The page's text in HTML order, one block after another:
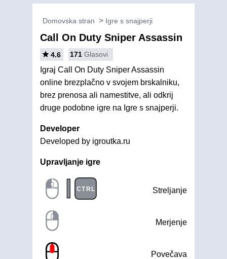
Domovska stran Igre s snajperji
Call On Duty Sniper Assassin
4.6 171 Glasovi
Igraj Call On Duty Sniper Assassin
online brezplačno v svojem brskalniku,
brez prenosa ali namestitve, ali odkrij
druge podobne igre na Igre s snajperji.
Developer
Developed by igroutka.ru
Upravljanje igre
| CTRL Streljanje
Merjenje
Povečava